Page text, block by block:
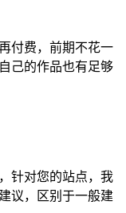
付费，前期不花一
己的作品也有足够
针对您的站点，我
议，区别于一般建